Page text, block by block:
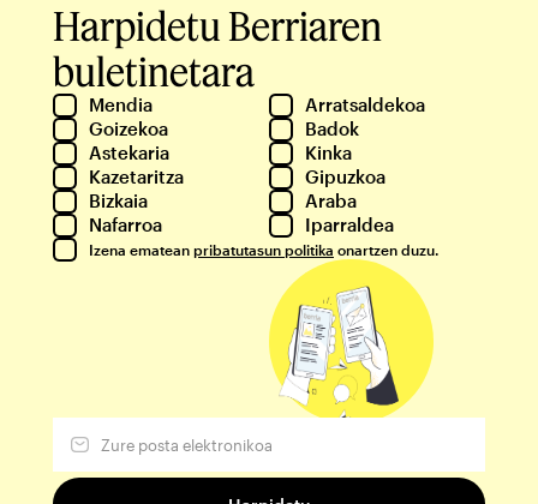
Harpidetu Berriaren
buletinetara
Mendia
Arratsaldekoa
Goizekoa
Badok
Astekaria
Kinka
Kazetaritza
Gipuzkoa
Bizkaia
Araba
Nafarroa
Iparraldea
Izena ematean pribatutasun politika onartzen duzu.